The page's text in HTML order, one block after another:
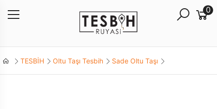
0
TESBİH Oltu Taşı Tesbih Sade Oltu Taşı